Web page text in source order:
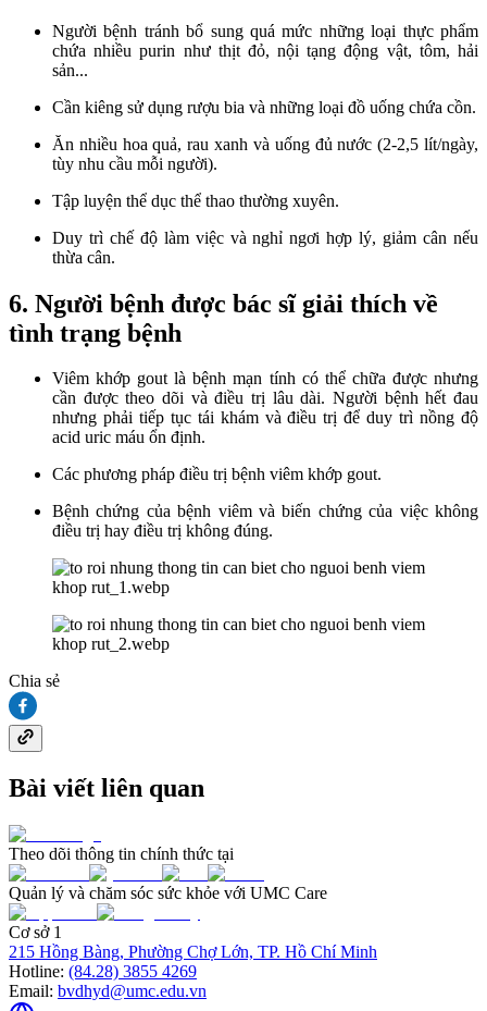
Người bệnh tránh bổ sung quá mức những loại thực phẩm
chứa nhiều purin như thịt đỏ, nội tạng động vật, tôm, hải
sản...
Cần kiêng sử dụng rượu bia và những loại đồ uống chứa cồn.
Ăn nhiều hoa quả, rau xanh và uống đủ nước (2-2,5 lít/ngày,
tùy nhu cầu mỗi người).
Tập luyện thể dục thể thao thường xuyên.
Duy trì chế độ làm việc và nghỉ ngơi hợp lý, giảm cân nếu
thừa cân.
6. Người bệnh được bác sĩ giải thích về
tình trạng bệnh
Viêm khớp gout là bệnh mạn tính có thể chữa được nhưng
cần được theo dõi và điều trị lâu dài. Người bệnh hết đau
nhưng phải tiếp tục tái khám và điều trị để duy trì nồng độ
acid uric máu ổn định.
Các phương pháp điều trị bệnh viêm khớp gout.
Bệnh chứng của bệnh viêm và biến chứng của việc không
điều trị hay điều trị không đúng.
Chia sẻ
Bài viết liên quan
Theo dõi thông tin chính thức tại
Quản lý và chăm sóc sức khỏe với UMC Care
Cơ sở 1
215 Hồng Bàng, Phường Chợ Lớn, TP. Hồ Chí Minh
Hotline: (84.28) 3855 4269
Email: bvdhyd@umc.edu.vn